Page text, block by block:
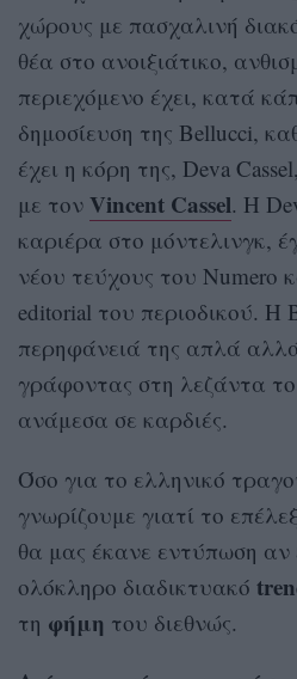
χώρους με πασχαλινή
θέα στο ανοιξιάτικο,
περιεχόμενο έχει, κατά
δημοσίευση της Bellucci,
έχει η κόρη της, Deva
με τον Vincent Cassel. Η
καριέρα στο μόντελινγκ,
νέου τεύχους του Numero
editorial του περιοδικού. Η
περηφάνειά της απλά
γράφοντας στη λεζάντα
ανάμεσα σε καρδιές.
Όσο για το ελληνικό
γνωρίζουμε γιατί το
θα μας έκανε εντύπωση αν
ολόκληρο διαδικτυακό
τη φήμη του διεθνώς.